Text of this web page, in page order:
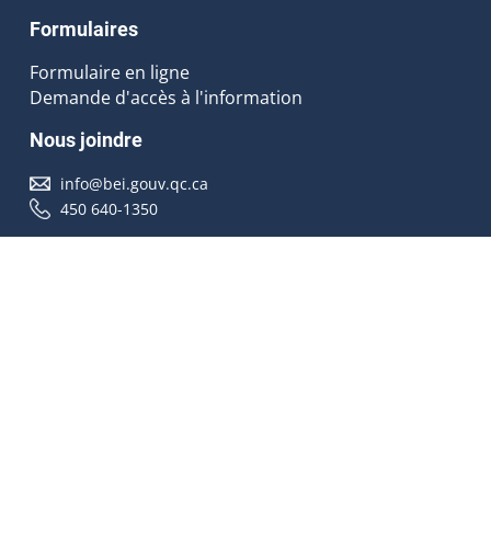
Formulaires
Formulaire en ligne
Demande d'accès à l'information
Nous joindre
info@bei.gouv.qc.ca
450 640-1350